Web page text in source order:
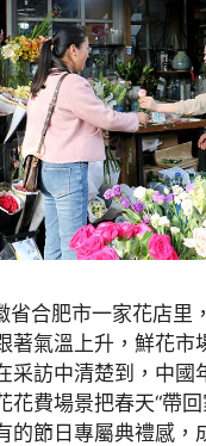
省合肥市一家花店里
著氣溫上升，鮮花市
采訪中清楚到，中國
花費場景把春天“帶
的節日專屬典禮感，